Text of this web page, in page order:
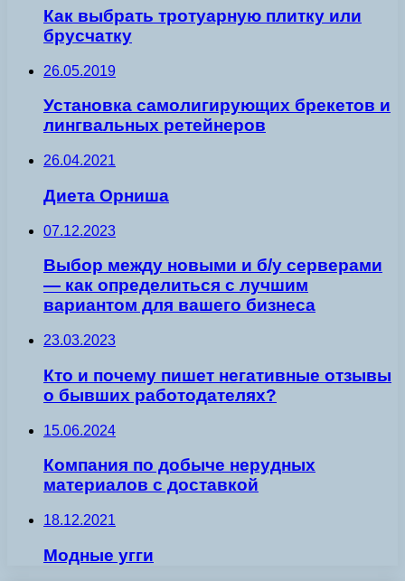
Как выбрать тротуарную плитку или
брусчатку
26.05.2019
Установка самолигирующих брекетов и
лингвальных ретейнеров
26.04.2021
Диета Орниша
07.12.2023
Выбор между новыми и б/у серверами
— как определиться с лучшим
вариантом для вашего бизнеса
23.03.2023
Кто и почему пишет негативные отзывы
о бывших работодателях?
15.06.2024
Компания по добыче нерудных
материалов с доставкой
18.12.2021
Модные угги